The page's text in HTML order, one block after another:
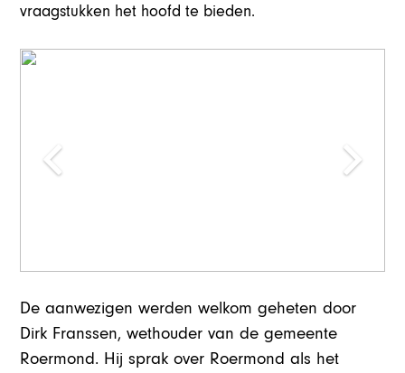
vraagstukken het hoofd te bieden.
De aanwezigen werden welkom geheten door
Dirk Franssen, wethouder van de gemeente
Roermond. Hij sprak over Roermond als het